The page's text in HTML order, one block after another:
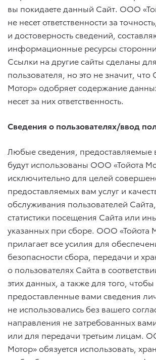
вы покидаете данный Сайт. ООО
не несет ответственности за
и достоверность сведений,
информационные ресурсы
Ссылки на другие сайты сделаны
пользователя, но это не значит,
Мотор» одобряет содержание
несет за них ответственность.
Сведения о пользователях/ввод
Любые сведения, предоставляемые
будут использованы ООО «Тойота
исключительно для целей
предоставляемых вам услуг и
обслуживания пользователей
статистики посещения Сайта или
указанных при сборе. ООО «Тойота
прилагает все усилия для
безопасности сбора, передачи и
о пользователях Сайта в
этих данных, а также для того, чтобы
предоставленные вами сведения
не использовались без вашего
направления не затребованных
или для передачи третьим лицам.
Мотор» обязуется использовать,